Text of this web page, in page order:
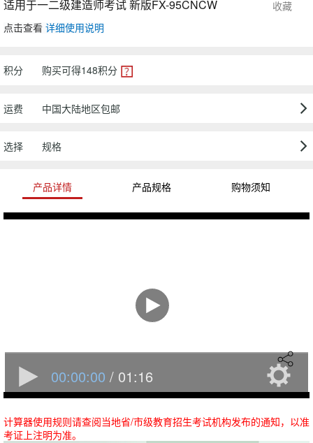
适用于一二级建造师考试 新版FX-95CNCW
点击查看 详细使用说明
收藏
积分 购买可得148积分
运费 中国大陆地区包邮
选择 规格
产品详情 产品规格 购物须知
00:00:00 / 01:16
计算器使用规则请查阅当地省/市级教育招生考试机构发布的通知，以准
考证上注明为准。